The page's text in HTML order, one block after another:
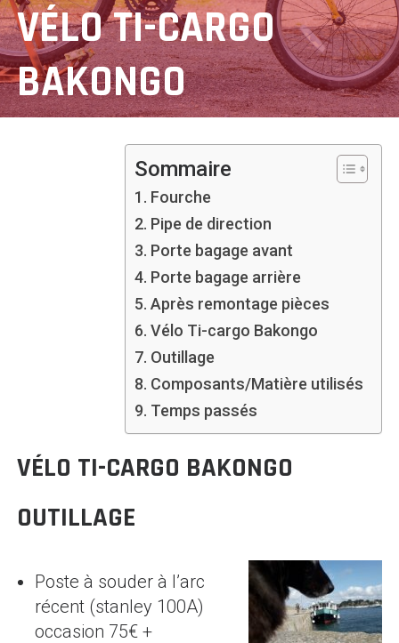
VÉLO TI-CARGO
BAKONGO
Sommaire
Fourche
Pipe de direction
Porte bagage avant
Porte bagage arrière
Après remontage pièces
Vélo Ti-cargo Bakongo
Outillage
Composants/Matière utilisés
Temps passés
VÉLO TI-CARGO BAKONGO
OUTILLAGE
Poste à souder à l’arc
récent (stanley 100A)
occasion 75€ +